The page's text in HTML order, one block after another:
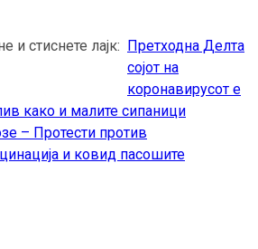
и стиснете лајк: Претходна Делта
сојот на
коронавирусот е
како и малите сипаници
– Протести против
и ковид пасошите